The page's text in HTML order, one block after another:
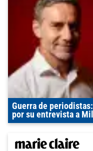
Guerra de
por su entrevista a